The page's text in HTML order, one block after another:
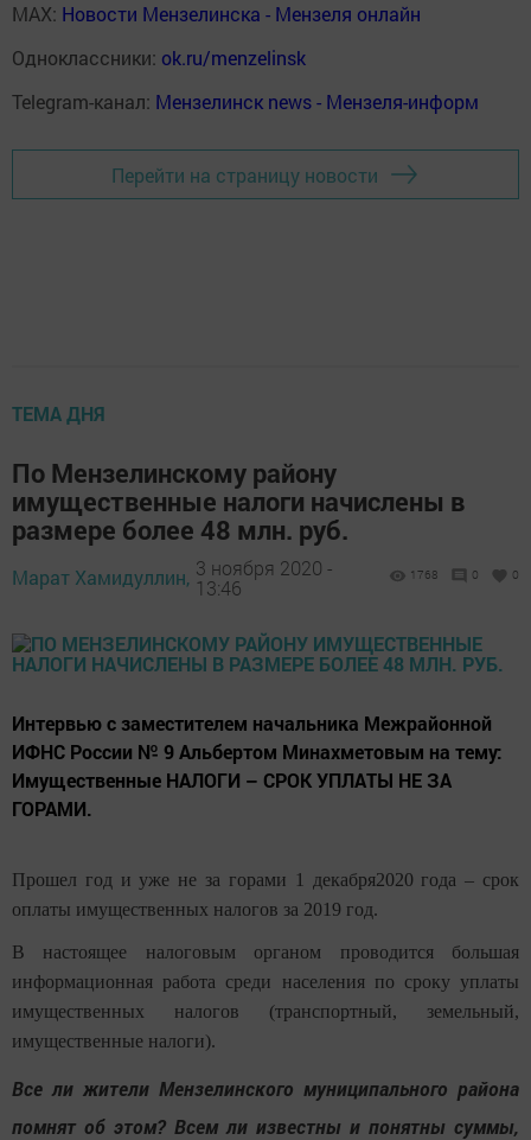
MAX: Новости Мензелинска - Мензеля онлайн
Одноклассники: ok.ru/menzelinsk
Telegram-канал: Мензелинск news - Мензеля-информ
Перейти на страницу новости
ТЕМА ДНЯ
По Мензелинскому району
имущественные налоги начислены в
размере более 48 млн. руб.
Марат Хамидуллин, 3 ноября 2020 -
13:46
1768 0 0
Интервью с заместителем начальника Межрайонной
ИФНС России № 9 Альбертом Минахметовым на тему:
Имущественные НАЛОГИ – СРОК УПЛАТЫ НЕ ЗА
ГОРАМИ.
Прошел год и уже не за горами 1 декабря2020 года – срок
оплаты имущественных налогов за 2019 год.
В настоящее налоговым органом проводится большая
информационная работа среди населения по сроку уплаты
имущественных налогов (транспортный, земельный,
имущественные налоги).
Все ли жители Мензелинского муниципального района
помнят об этом? Всем ли известны и понятны суммы,